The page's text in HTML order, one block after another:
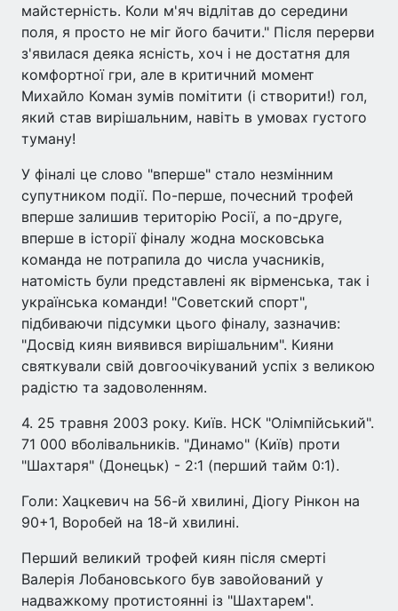
майстерність. Коли м'яч відлітав до середини
поля, я просто не міг його бачити." Після перерви
з'явилася деяка ясність, хоч і не достатня для
комфортної гри, але в критичний момент
Михайло Коман зумів помітити (і створити!) гол,
який став вирішальним, навіть в умовах густого
туману!
У фіналі це слово "вперше" стало незмінним
супутником події. По-перше, почесний трофей
вперше залишив територію Росії, а по-друге,
вперше в історії фіналу жодна московська
команда не потрапила до числа учасників,
натомість були представлені як вірменська, так і
українська команди! "Советский спорт",
підбиваючи підсумки цього фіналу, зазначив:
"Досвід киян виявився вирішальним". Кияни
святкували свій довгоочікуваний успіх з великою
радістю та задоволенням.
4. 25 травня 2003 року. Київ. НСК "Олімпійський".
71 000 вболівальників. "Динамо" (Київ) проти
"Шахтаря" (Донецьк) - 2:1 (перший тайм 0:1).
Голи: Хацкевич на 56-й хвилині, Діогу Рінкон на
90+1, Воробей на 18-й хвилині.
Перший великий трофей киян після смерті
Валерія Лобановського був завойований у
надважкому протистоянні із "Шахтарем".